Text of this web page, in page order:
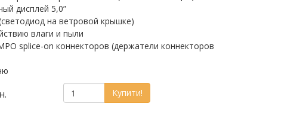
дисплей 5,0”
на ветровой крышке)
влаги и пыли
splice-on коннекторов (держатели коннекторов
Купити!